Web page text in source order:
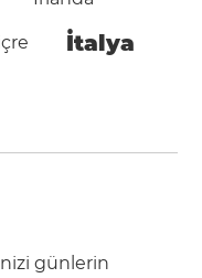
İtalya
günlerin